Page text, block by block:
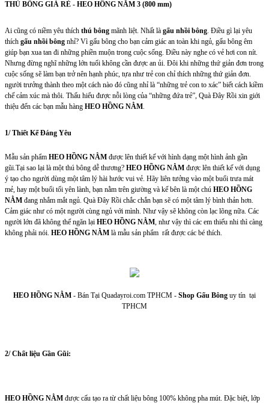
THÚ BÔNG GIÁ RẺ - HEO HỒNG NẰM 3 (800 mm)
Ai cũng có niềm yêu thích thú bông mãnh liệt. Nhất là gấu nhồi bông . Điều gì lại yêu
thích gấu nhồi bông nhỉ? Vì gấu bông cho bạn cảm giác an toàn khi ngủ, gấu bông êm
giúp bạn xua tan đi những phiền muộn trong cuộc sống. Điều này nghe có vẻ hơi con nít.
Nhưng đừng nghĩ những lớn tuổi không cần được an ủi. Đôi khi những thứ giản đơn trong
cuộc sống sẽ làm bạn trở nên hạnh phúc, tựa như trẻ con chỉ thích những thứ giản đơn.
người trưởng thành theo một cách nào đó cũng nhỉ là “những trẻ con to xác” biết cách kiềm
chế cảm xúc mà thôi. Thấu hiểu được nỗi lòng của “những đứa trẻ”, Quà Đây Rồi xin giới
thiệu đến các bạn mẫu hàng HEO HỒNG NẰM
1/ Thiết Kế Đáng Yêu
Mẫu sản phẩm HEO HỒNG NẰM được lên thiết kế với hình dạng một hình ảnh gần
gũi.Tại sao lại là một thú bông dễ thương? HEO HỒNG NẰM được lên thiết kế với dụng
ý tạo cho người dùng một tâm lý hài hước vui vẻ. Hãy liên tưởng vào một buổi trưa mát
mẻ, hay một buổi tối yên lành, bạn nằm trên giường và kế bên là một chú HEO HỒNG
NẰM đang nhắm mắt ngủ. Quà Đây Rồi chắc chắn bạn sẽ có một tâm lý bình thản hơn.
Cảm giác như có một người cùng ngủ với mình. Như vậy sẽ không còn lạc lõng nữa. Các
người lớn đã không thể ngăn lại HEO HỒNG NẰM, như vậy thì các em thiếu nhi thì càng
không phải nói. HEO HỒNG NẰM là mẫu sản phẩm rất được các bé thích.
HEO HỒNG NẰM - Bán Tại Quadayroi.com TPHCM - Shop Gấu Bông uy tín tại
TPHCM
2/ Chất liệu Gần Gũi:
HEO HỒNG NẰM được cấu tạo ra từ chất liệu bông 100% không pha mút. Đặc biệt, lớp